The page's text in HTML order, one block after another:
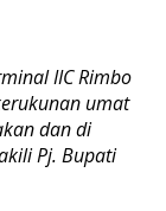
IIC Rimbo
umat
dan di
Pj. Bupati